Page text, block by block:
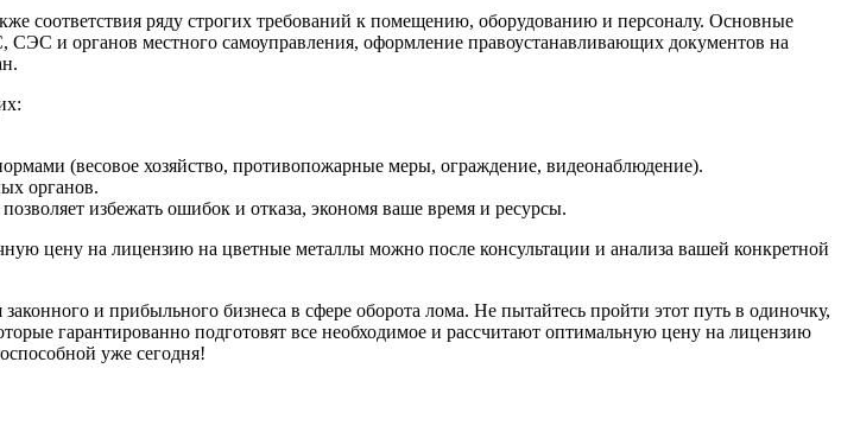
соответствия ряду строгих требований к помещению, оборудованию и персоналу. Основные
и органов местного самоуправления, оформление правоустанавливающих документов на
(весовое хозяйство, противопожарные меры, ограждение, видеонаблюдение).
органов.
избежать ошибок и отказа, экономя ваше время и ресурсы.
цену на лицензию на цветные металлы можно после консультации и анализа вашей конкретной
и прибыльного бизнеса в сфере оборота лома. Не пытайтесь пройти этот путь в одиночку,
гарантированно подготовят все необходимое и рассчитают оптимальную цену на лицензию
уже сегодня!